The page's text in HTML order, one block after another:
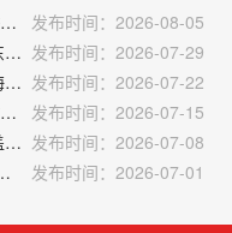
1.信用中国：聚焦“吃购游”，阿坝多举措提质消费诚信维权
发布时间：2026-08-05
2.信用中国：山东栖霞：扎实推进山东省“信用+文旅”场景应用落地 发布时间：2026-07-29
3.信用中国：海南三亚：深耕南繁深海与旅游信用新场景 发布时间：2026-07-22
4.信用中国：《海南省“十五五”社会信用体系建设规划》正式印发 三亚深耕南繁、深海与旅游信用新场景
发布时间：2026-07-15
5.信用中国：内蒙古：诚信指导价覆盖内蒙古主要旅游城市 发布时间：2026-07-08
+文旅”专题宣传培训会议
发布时间：2026-07-01